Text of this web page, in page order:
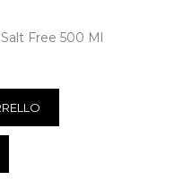
Free 500 Ml